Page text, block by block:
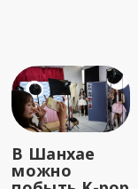
В Шанхае
можно